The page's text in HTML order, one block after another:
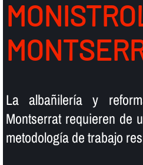
La albañilerí­a y
Montserrat requieren de
metodologí­a de trabajo